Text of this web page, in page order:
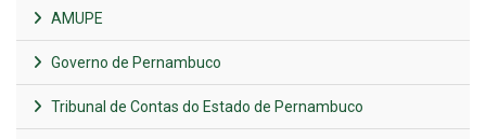
AMUPE
Governo de Pernambuco
Tribunal de Contas do Estado de Pernambuco